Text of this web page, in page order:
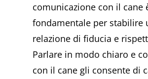
comunicazione con il cane
fondamentale per stabilire
relazione di fiducia e
Parlare in modo chiaro e
con il cane gli consente di